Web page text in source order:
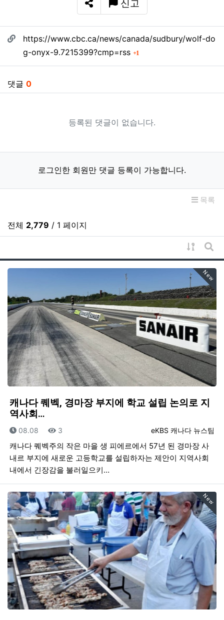
SNS 공유
신고
관련자료
https://www.cbc.ca/news/canada/sudbury/wolf-do
g-onyx-9.7215399?cmp=rss
1
댓글 0
등록된 댓글이 없습니다.
로그인한 회원만 댓글 등록이 가능합니다.
목록
전체 2,779 / 1 페이지
게시물
게
New
캐나다 퀘벡, 경마장 부지에 학교 설립 논의로 지
역사회…
등록자
eKBS 캐나다 뉴스팀
등록일
08.08 조회
3
캐나다 퀘벡주의 작은 마을 생 피에르에서 57년 된 경마장 사
내르 부지에 새로운 고등학교를 설립하자는 제안이 지역사회
내에서 긴장감을 불러일으키…
New